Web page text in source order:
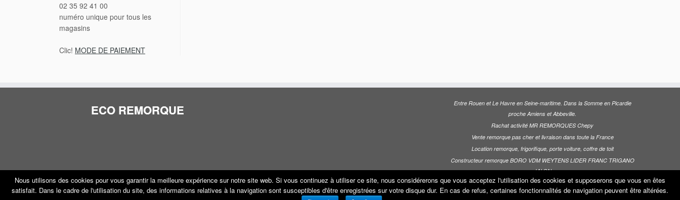
02 35 92 41 00
numéro unique pour tous les
magasins
Clic! MODE DE PAIEMENT
ECO REMORQUE
Entre Rouen et Le Havre en Seine-maritime. Dans la Somme en Picardie
proche Amiens et Abbeville.
Rachat activité MR REMORQUES Chepy
Vente remorque pas cher et livraison dans toute la France
Location remorque, frigorifique, porte voiture, coffre de toit
Constructeur remorque BORO VDM WEYTENS LIDER FRANC TRIGANO
JALON
Nous utilisons des cookies pour vous garantir la meilleure expérience sur notre site web. Si vous continuez à utiliser ce site, nous considérerons que vous acceptez l'utilisation des cookies et supposerons que vous en êtes
satisfait. Dans le cadre de l'utilisation du site, des informations relatives à la navigation sont susceptibles d'être enregistrées sur votre disque dur. En cas de refus, certaines fonctionnalités de navigation peuvent être altérées.